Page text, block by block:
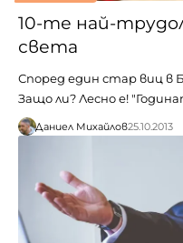
10-те най-
света
Според един стар виц в
Защо ли? Лесно е!
Даниел Михайлов25.10.2013